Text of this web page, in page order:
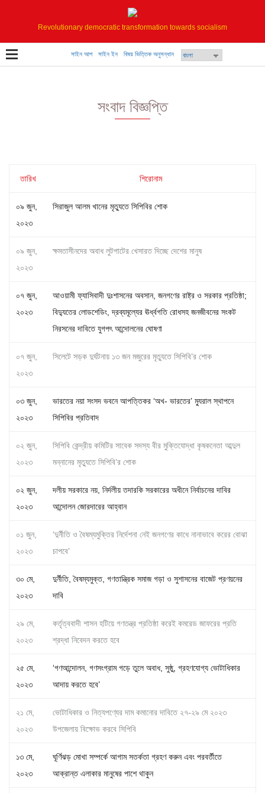
Revolutionary democratic transformation towards socialism
সাইন আপ সাইন ইন বিষয় ভিত্তিক অনুসন্ধান
সংবাদ বিজ্ঞপ্তি
তারিখ শিরোনাম
০৯ জুন,
২০২৩
সিরাজুল আলম খানের মৃত্যুতে সিপিবির শোক
০৯ জুন,
২০২৩
ক্ষমতাসীনদের অবাধ লুটপাটের খেসারত দিচ্ছে দেশের মানুষ
০৭ জুন,
২০২৩
আওয়ামী ফ্যাসিবাদী দুঃশাসনের অবসান, জনগণের রাষ্ট্র ও সরকার প্রতিষ্ঠা;
বিদ্যুতের লোডশেডিং, দ্রব্যমূল্যের ঊর্ধ্বগতি রোধসহ জনজীবনের সংকট
নিরসনের দাবিতে যুগপৎ আন্দোলনের ঘোষণা
০৭ জুন,
২০২৩
সিলেটে সড়ক দুর্ঘটনায় ১৩ জন মজুরের মৃত্যুতে সিপিবি’র শোক
০৩ জুন,
২০২৩
ভারতের নয়া সংসদ ভবনে আপত্তিকর ‘অখ- ভারতের’ ম্যুরাল স্থাপনে
সিপিবির প্রতিবাদ
০২ জুন,
২০২৩
সিপিবি কেন্দ্রীয় কমিটির সাবেক সদস্য বীর মুক্তিযোদ্ধা কৃষকনেতা আব্দুল
মন্নানের মৃত্যুতে সিপিবি’র শোক
০২ জুন,
২০২৩
দলীয় সরকারে নয়, নির্দলীয় তদারকি সরকারের অধীনে নির্বাচনের দাবির
আন্দোলন জোরদারের আহ্বান
০১ জুন,
২০২৩
‘দুর্নীতি ও বৈষম্যমুক্তির নির্দেশনা নেই জনগণের কাধে নানাভাবে করের বোঝা
চাপবে’
৩০ মে,
২০২৩
দুর্নীতি, বৈষম্যমুক্ত, গণতান্ত্রিক সমাজ গড়া ও সুশাসনের বাজেট প্রণয়নের
দাবি
২৯ মে,
২০২৩
কর্তৃত্ববাদী শাসন হটিয়ে গণতন্ত্র প্রতিষ্ঠা করেই কমরেড জাফরের প্রতি
শ্রদ্ধা নিবেদন করতে হবে
২৫ মে,
২০২৩
‘গণআন্দোলন, গণসংগ্রাম গড়ে তুলে অবাধ, সুষ্ঠু, গ্রহণযোগ্য ভোটাধিকার
আদায় করতে হবে’
২১ মে,
২০২৩
ভোটাধিকার ও নিত্যপণ্যের দাম কমানোর দাবিতে ২৭-২৯ মে ২০২৩
উপজেলায় বিক্ষোভ করবে সিপিবি
১৩ মে,
২০২৩
ঘূর্ণিঝড় মোখা সম্পর্কে আগাম সতর্কতা গ্রহণ করুন এবং পরবর্তীতে
আক্রান্ত এলাকার মানুষের পাশে থাকুন